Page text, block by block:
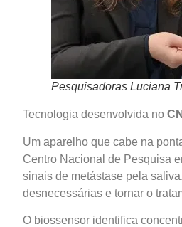
Pesquisadoras Luciana
Tecnologia desenvolvida no
Um aparelho que cabe na
Centro Nacional de Pesquisa
sinais de metástase pela
desnecessárias e tornar o
O biossensor identifica